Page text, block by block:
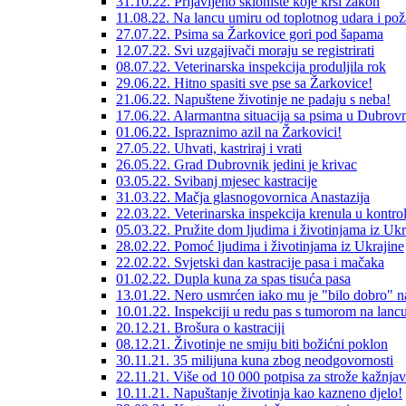
11.08.22. Na lancu umiru od toplotnog udara i
27.07.22. Psima sa Žarkovice gori pod šapama
12.07.22. Svi uzgajivači moraju se registrirati
08.07.22. Veterinarska inspekcija produljila rok
29.06.22. Hitno spasiti sve pse sa Žarkovice!
21.06.22. Napuštene životinje ne padaju s neba!
17.06.22. Alarmantna situacija sa psima u
01.06.22. Ispraznimo azil na Žarkovici!
27.05.22. Uhvati, kastriraj i vrati
26.05.22. Grad Dubrovnik jedini je krivac
03.05.22. Svibanj mjesec kastracije
31.03.22. Mačja glasnogovornica Anastazija
22.03.22. Veterinarska inspekcija krenula u
05.03.22. Pružite dom ljudima i životinjama iz
28.02.22. Pomoć ljudima i životinjama iz Ukrajine
22.02.22. Svjetski dan kastracije pasa i mačaka
01.02.22. Dupla kuna za spas tisuća pasa
13.01.22. Nero usmrćen iako mu je "bilo dobro"
10.01.22. Inspekciji u redu pas s tumorom na lancu
20.12.21. Brošura o kastraciji
08.12.21. Životinje ne smiju biti božićni poklon
30.11.21. 35 milijuna kuna zbog neodgovornosti
22.11.21. Više od 10 000 potpisa za strože
10.11.21. Napuštanje životinja kao kazneno djelo!